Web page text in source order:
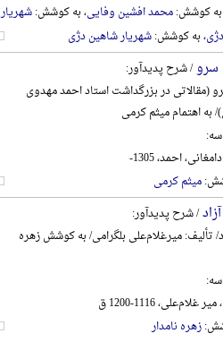
به کوشش:محمد افشین وفایی، به کوشش:شهریار
، به کوشش:شهریار شاهین دژی
سرو/ شرح پدیدآور:
(مقالاتی در بزرگداشت استاد احمد مهدوی
به اهتمام میثم کرمی
احمد، 1305-
میثم کرمی
/ شرح پدیدآور:
تألیف: میرغلام‌علی بلگرامی/ به کوشش زهره
غلام‌علی، 1116-1200 ق
زهره نامدار